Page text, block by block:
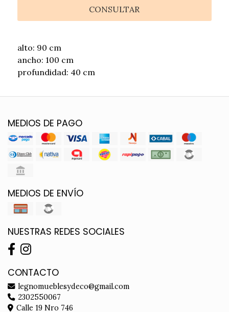
CONSULTAR
alto: 90 cm
ancho: 100 cm
profundidad: 40 cm
MEDIOS DE PAGO
MEDIOS DE ENVÍO
NUESTRAS REDES SOCIALES
CONTACTO
legnomueblesydeco@gmail.com
2302550067
Calle 19 Nro 746